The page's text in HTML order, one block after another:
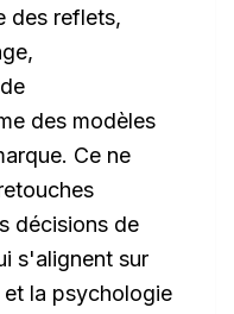
des reflets,
des modèles
Ce ne
décisions de
s'alignent sur
la psychologie